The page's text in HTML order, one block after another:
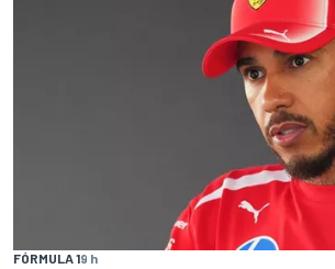
FÓRMULA 19 h